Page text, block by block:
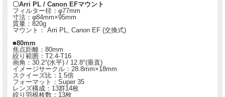
〇Arri PL / Canon EFマウント
フィルター径：φ77mm
寸法：φ84mm×95mm
質量：820g
マウント： Arri PL, Canon EF (交換式)
■80mm
焦点距離：80mm
絞り範囲：T2.4-T16
画角：30.2°(水平) / 12.8°(垂直)
イメージサークル：28.8mm×18mm
スクイーズ比：1.5倍
フォーマット：Super 35
レンズ構成：13群14枚
絞り羽根枚数：13枚